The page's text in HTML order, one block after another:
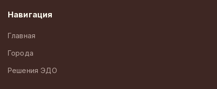
Навигация
Главная
Города
Решения ЭДО